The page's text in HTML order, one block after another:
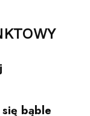
bąble